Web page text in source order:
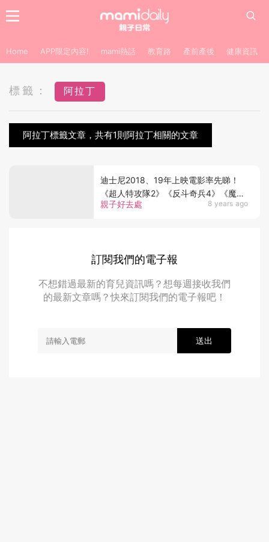
Home APP限定內容! mami熱話 教育路 產前產後 健康資訊
標籤： 阿拉丁
阿拉丁標籤文章，共有1則阿拉丁相關的文章
親子好去處 8 years ago
迪士尼2018、19年上映電影率先睇！
《超人特攻隊2》《反斗奇兵4》《魔雪
奇緣2》強勢回歸！
訂閱我們的電子報
不想錯過最新的育兒資訊嗎？想每週接收我們
的最新文章嗎？快來訂閱我們的電子報吧！
送出